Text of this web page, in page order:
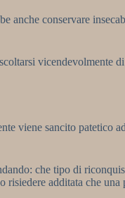
anche conservare
vicendevolmente
viene sancito patetico
che tipo di
additata che una